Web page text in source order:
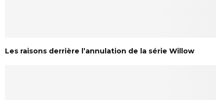
Les raisons derrière l’annulation de la série Willow